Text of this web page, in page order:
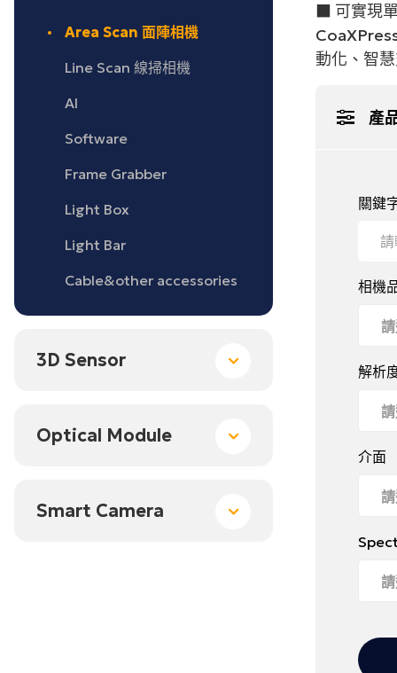
技術
預約
申請
Area Scan 面陣相機
Line Scan 線掃相機
AI
Software
Frame Grabber
Light Box
Light Bar
Cable&other accessories
3D Sensor
Optical Module
Smart Camera
■ 可實現
動化、智
產
關鍵
相機
解析
介面